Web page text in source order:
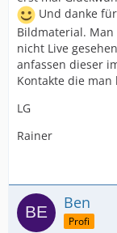
Und danke
Bildmaterial.
nicht Live
anfassen dieser
Kontakte die
LG
Rainer
Ben
Profi